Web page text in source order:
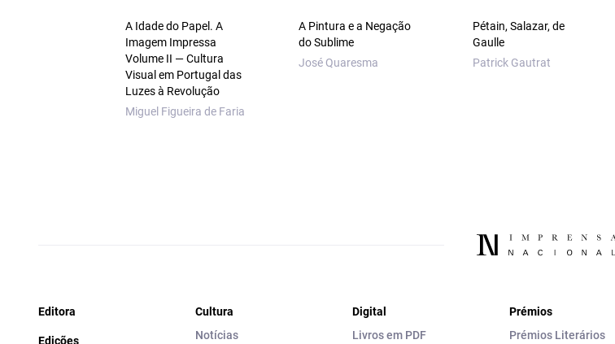
A Idade do Papel. A
Imagem Impressa
Volume II — Cultura
Visual em Portugal das
Luzes à Revolução
Miguel Figueira de Faria
A Pintura e a Negação
do Sublime
José Quaresma
Pétain, Salazar, de
Gaulle
Patrick Gautrat
Editora
Edições
Cultura
Notícias
Digital
Livros em PDF
Prémios
Prémios Literários